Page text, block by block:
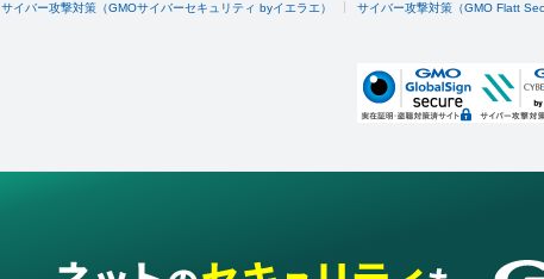
サイバー攻撃対策（GMOサイバーセキュリティ byイエラエ） サイバー攻撃対策（GMO Flatt